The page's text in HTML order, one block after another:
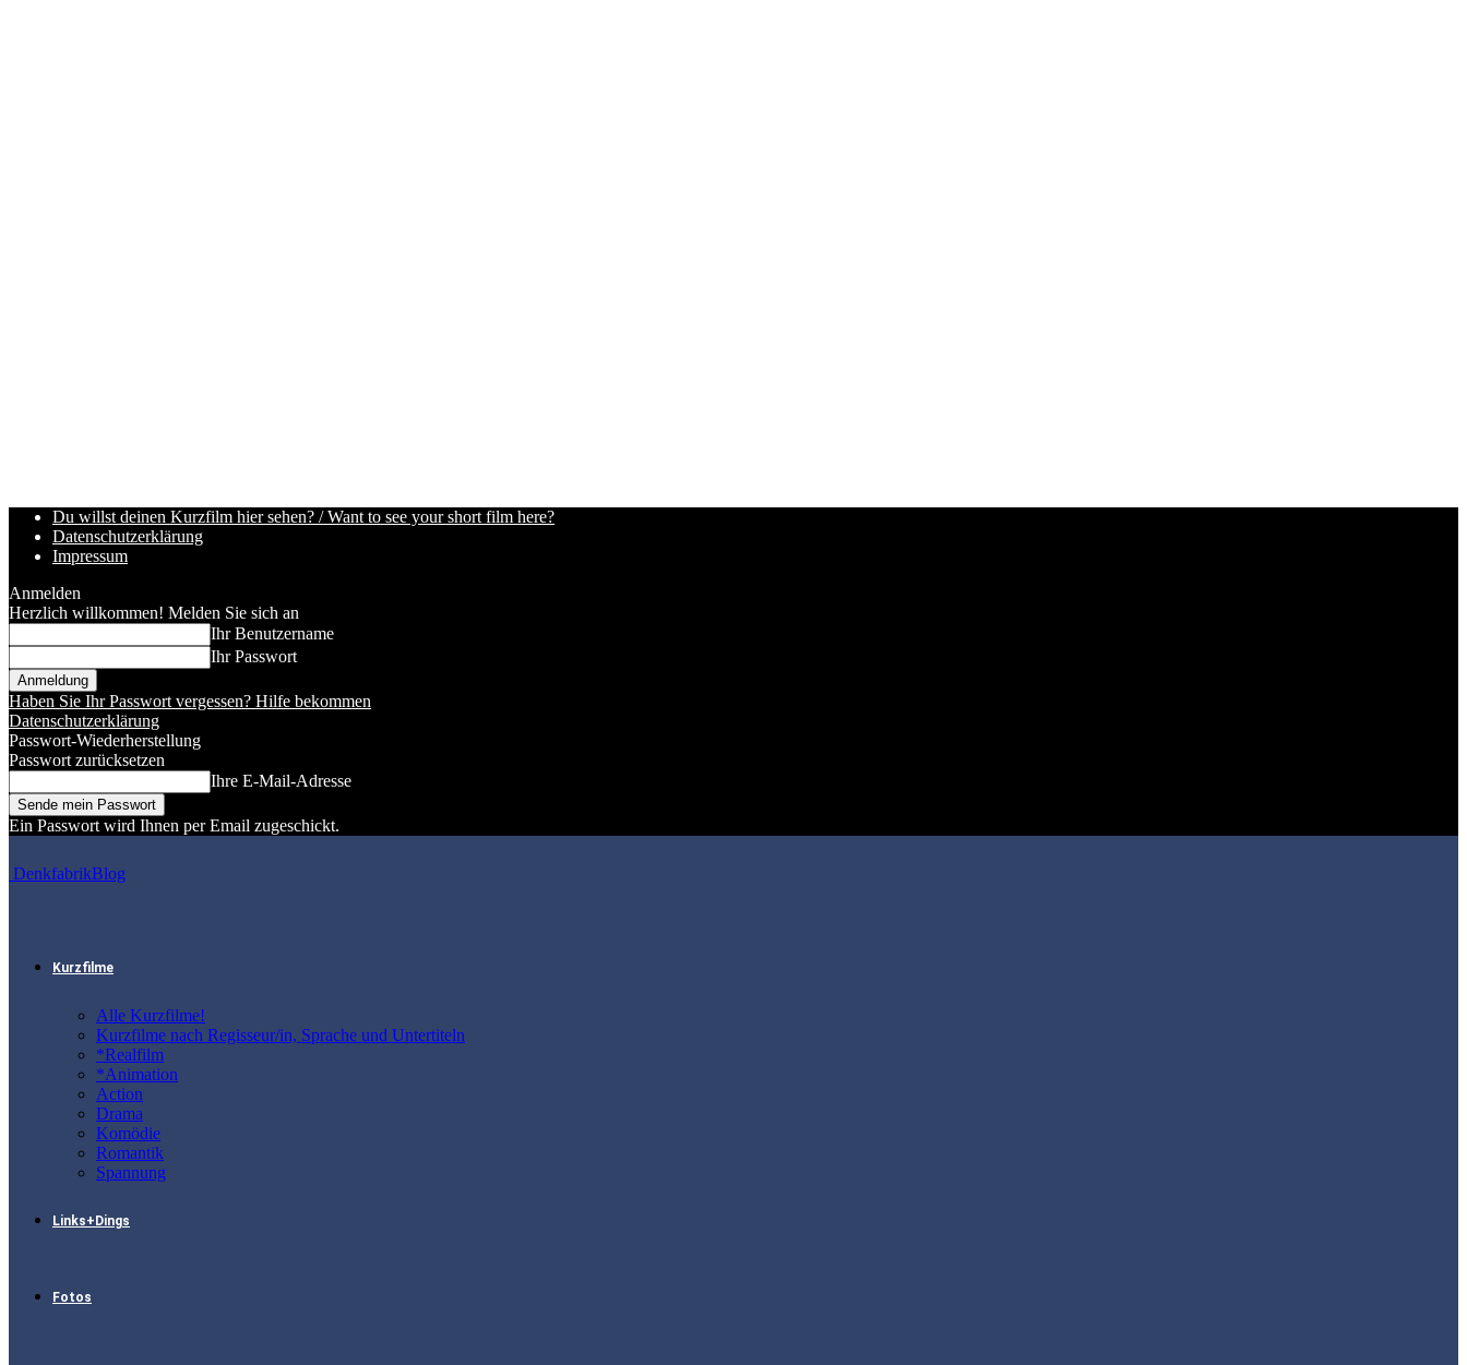
Du willst deinen Kurzfilm hier sehen? / Want to see your short film here?
Datenschutzerklärung
Impressum
Anmelden
Herzlich willkommen! Melden Sie sich an
Ihr Benutzername
Ihr Passwort
Haben Sie Ihr Passwort vergessen? Hilfe bekommen
Datenschutzerklärung
Passwort-Wiederherstellung
Passwort zurücksetzen
Ihre E-Mail-Adresse
Ein Passwort wird Ihnen per Email zugeschickt.
DenkfabrikBlog
Kurzfilme
Alle Kurzfilme!
Kurzfilme nach Regisseur/in, Sprache und Untertiteln
*Realfilm
*Animation
Action
Drama
Komödie
Romantik
Spannung
Links+Dings
Fotos